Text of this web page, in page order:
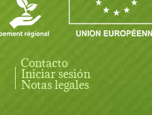
User account menu
Contacto
Iniciar sesión
Notas legales